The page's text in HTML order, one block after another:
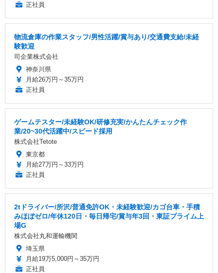
正社員
物流倉庫の作業スタッフ/男性活躍/賞与あり/交通費支給/未経
験歓迎
司企業株式会社
神奈川県
月給26万円～35万円
正社員
ゲームテスター/未経験OK/研修充実/かんたんチェック作
業/20~30代活躍中/スピード採用
株式会社Tetote
東京都
月給27万円～33万円
正社員
2tドライバー/所沢/普通免許OK・未経験歓迎/カゴ台車・手積
みほぼゼロ/年休120日・毎日帰宅/賞与年3回・東証プライム上
場G
株式会社丸和運輸機関
埼玉県
月給19万5,000円～35万円
正社員